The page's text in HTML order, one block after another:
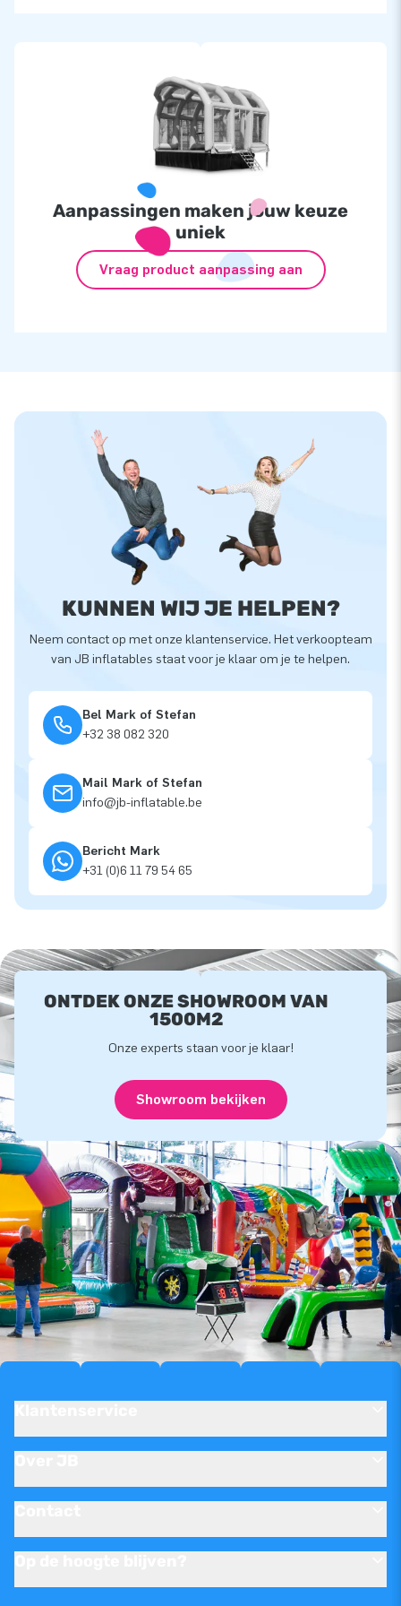
Aanpassingen maken jouw keuze
uniek
Vraag product aanpassing aan
KUNNEN WIJ JE HELPEN?
Neem contact op met onze klantenservice. Het verkoopteam
van JB inflatables staat voor je klaar om je te helpen.
Bel Mark of Stefan
+32 38 082 320
Mail Mark of Stefan
info@jb-inflatable.be
Bericht Mark
+31 (0)6 11 79 54 65
ONTDEK ONZE SHOWROOM VAN
1500M2
Onze experts staan voor je klaar!
Showroom bekijken